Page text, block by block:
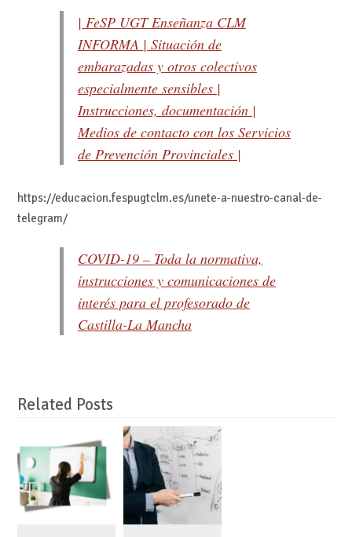
| FeSP UGT Enseñanza CLM
INFORMA | Situación de
embarazadas y otros colectivos
especialmente sensibles |
Instrucciones, documentación |
Medios de contacto con los Servicios
de Prevención Provinciales |
https://educacion.fespugtclm.es/unete-a-nuestro-canal-de-
telegram/
COVID-19 – Toda la normativa,
instrucciones y comunicaciones de
interés para el profesorado de
Castilla-La Mancha
Related Posts